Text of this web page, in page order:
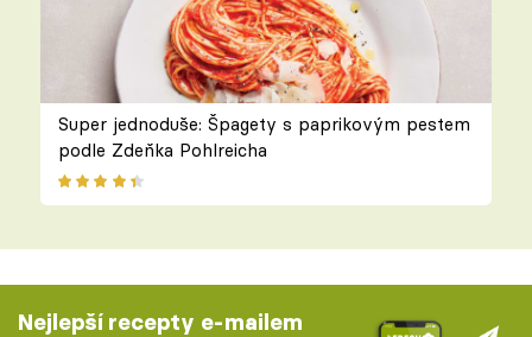
Super jednoduše: Špagety s paprikovým pestem
podle Zdeňka Pohlreicha
Nejlepší recepty e-mailem